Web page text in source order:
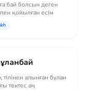
бай болсын деген
қойылған есім
тілінен алынған бүлан
тектес аң